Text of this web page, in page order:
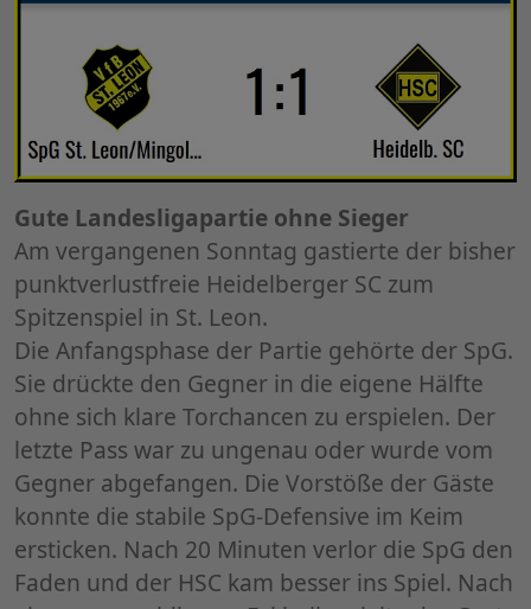
Gute Landesligapartie ohne Sieger
Am vergangenen Sonntag gastierte der bisher
punktverlustfreie Heidelberger SC zum
Spitzenspiel in St. Leon.
Die Anfangsphase der Partie gehörte der SpG.
Sie drückte den Gegner in die eigene Hälfte
ohne sich klare Torchancen zu erspielen. Der
letzte Pass war zu ungenau oder wurde vom
Gegner abgefangen. Die Vorstöße der Gäste
konnte die stabile SpG-Defensive im Keim
ersticken. Nach 20 Minuten verlor die SpG den
Faden und der HSC kam besser ins Spiel. Nach